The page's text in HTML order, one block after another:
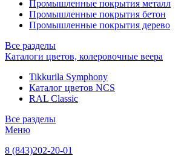
Промышленные покрытия металл
Промышленные покрытия бетон
Промышленные покрытия дерево
Все разделы
Каталоги цветов, колеровочные веера
Tikkurila Symphony
Каталог цветов NCS
RAL Classic
Все разделы
Меню
8 (843)202-20-01